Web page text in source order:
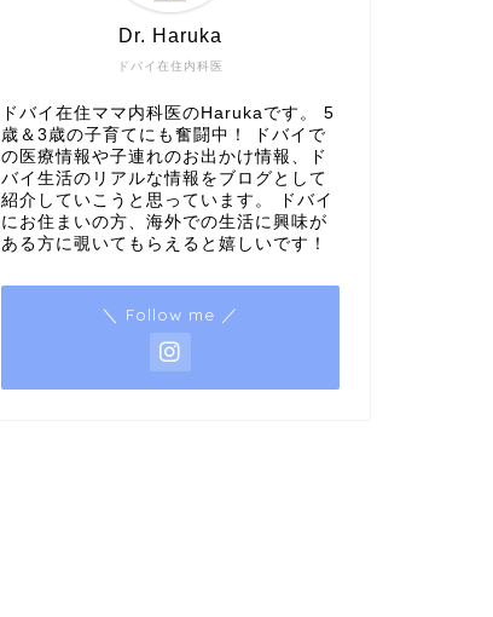
ドバイ在住内科医
Dr. Haruka
ドバイ在住ママ内科医のHarukaです。 5
歳＆3歳の子育てにも奮闘中！ ドバイで
の医療情報や子連れのお出かけ情報、ド
バイ生活のリアルな情報をブログとして
紹介していこうと思っています。 ドバイ
にお住まいの方、海外での生活に興味が
ある方に覗いてもらえると嬉しいです！
＼ Follow me ／